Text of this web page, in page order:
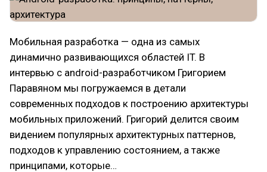
Мобильная разработка — одна из самых
динамично развивающихся областей IT. В
интервью с аndroid-разработчиком Григорием
Паравяном мы погружаемся в детали
современных подходов к построению архитектуры
мобильных приложений. Григорий делится своим
видением популярных архитектурных паттернов,
подходов к управлению состоянием, а также
принципами, которые…